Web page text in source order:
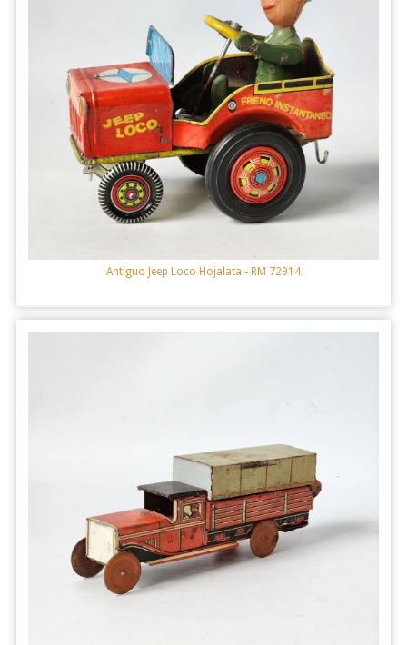
Antiguo Jeep Loco Hojalata - RM 72914